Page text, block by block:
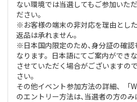
ない環境では当選してもご参加いた
ださい｡
※お客様の端末の非対応を理由とし
返品は承れません。
※日本国内限定のため､身分証の確認
なります。日本語にてご案内ができ
させていただく場合がございますの
さい｡
その他イベント参加方法の詳細、「
のエントリー方法は､当選者の方の